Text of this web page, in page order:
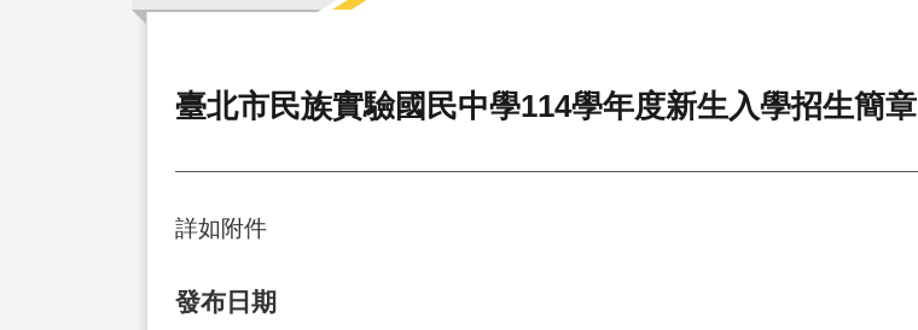
臺北市民族實驗國民中學114學年度新生入學招生簡章
詳如附件
發布日期